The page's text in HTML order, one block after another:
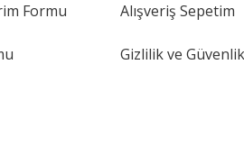
Formu Alışveriş Sepetim
Gizlilik ve Güvenlik